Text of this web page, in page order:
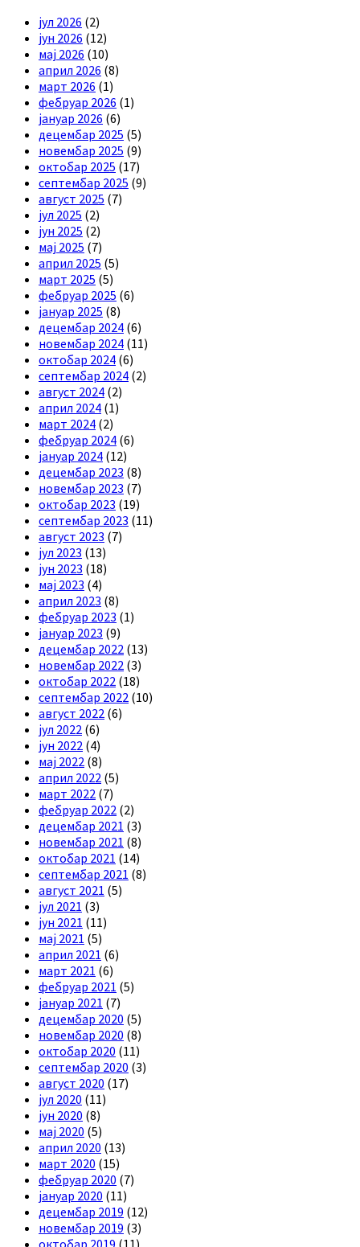
јул 2026 (2)
јун 2026 (12)
мај 2026 (10)
април 2026 (8)
март 2026 (1)
фебруар 2026 (1)
јануар 2026 (6)
децембар 2025 (5)
новембар 2025 (9)
октобар 2025 (17)
септембар 2025 (9)
август 2025 (7)
јул 2025 (2)
јун 2025 (2)
мај 2025 (7)
април 2025 (5)
март 2025 (5)
фебруар 2025 (6)
јануар 2025 (8)
децембар 2024 (6)
новембар 2024 (11)
октобар 2024 (6)
септембар 2024 (2)
август 2024 (2)
април 2024 (1)
март 2024 (2)
фебруар 2024 (6)
јануар 2024 (12)
децембар 2023 (8)
новембар 2023 (7)
октобар 2023 (19)
септембар 2023 (11)
август 2023 (7)
јул 2023 (13)
јун 2023 (18)
мај 2023 (4)
април 2023 (8)
фебруар 2023 (1)
јануар 2023 (9)
децембар 2022 (13)
новембар 2022 (3)
октобар 2022 (18)
септембар 2022 (10)
август 2022 (6)
јул 2022 (6)
јун 2022 (4)
мај 2022 (8)
април 2022 (5)
март 2022 (7)
фебруар 2022 (2)
децембар 2021 (3)
новембар 2021 (8)
октобар 2021 (14)
септембар 2021 (8)
август 2021 (5)
јул 2021 (3)
јун 2021 (11)
мај 2021 (5)
април 2021 (6)
март 2021 (6)
фебруар 2021 (5)
јануар 2021 (7)
децембар 2020 (5)
новембар 2020 (8)
октобар 2020 (11)
септембар 2020 (3)
август 2020 (17)
јул 2020 (11)
јун 2020 (8)
мај 2020 (5)
април 2020 (13)
март 2020 (15)
фебруар 2020 (7)
јануар 2020 (11)
децембар 2019 (12)
новембар 2019 (3)